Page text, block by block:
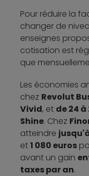
Pour réduire la
changer de
enseignes
cotisation est
que
Les économies
chez Revolut
Vivid, et de 24
Shine. Chez
atteindre
et1 080 euros
avant un gain
taxes par an.